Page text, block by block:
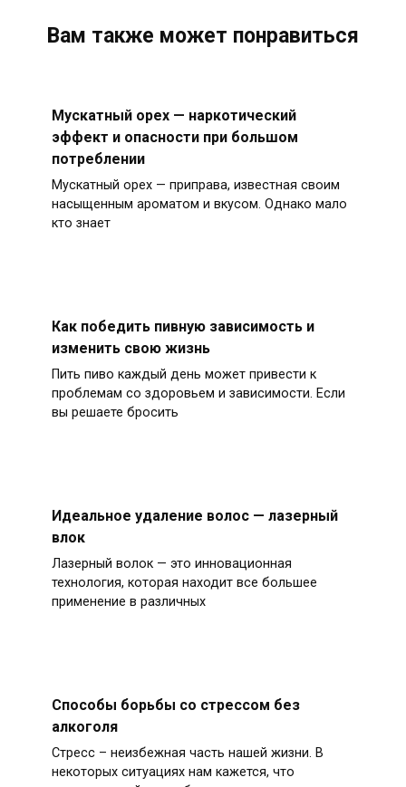
Вам также может понравиться
Мускатный орех — наркотический
эффект и опасности при большом
потреблении
Мускатный орех — приправа, известная своим
насыщенным ароматом и вкусом. Однако мало
кто знает
Как победить пивную зависимость и
изменить свою жизнь
Пить пиво каждый день может привести к
проблемам со здоровьем и зависимости. Если
вы решаете бросить
Идеальное удаление волос — лазерный
влок
Лазерный волок — это инновационная
технология, которая находит все большее
применение в различных
Способы борьбы со стрессом без
алкоголя
Стресс – неизбежная часть нашей жизни. В
некоторых ситуациях нам кажется, что